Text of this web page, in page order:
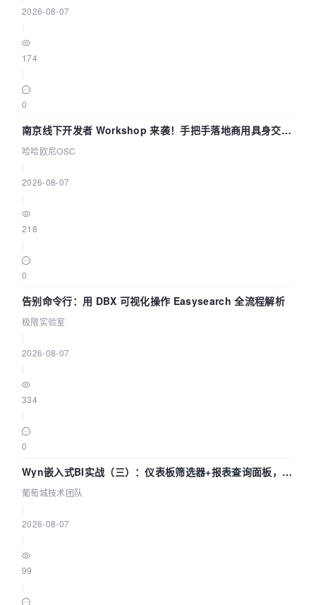
2026-08-07
174
0
南京线下开发者 Workshop 来袭！手把手落地商用具身交互
智能 Agent 应用
哈哈欧尼OSC
2026-08-07
218
0
告别命令行：用 DBX 可视化操作 Easysearch 全流程解析
极限实验室
2026-08-07
334
0
Wyn嵌入式BI实战（三）：仪表板筛选器+报表查询面板，参
数联动全闭环
葡萄城技术团队
2026-08-07
99